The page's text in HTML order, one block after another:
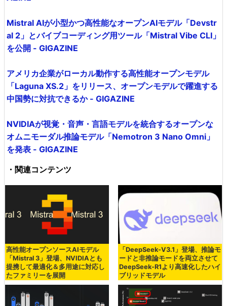
Mistral AIが小型かつ高性能なオープンAIモデル「Devstr
al 2」とバイブコーディング用ツール「Mistral Vibe CLI」
を公開 - GIGAZINE
アメリカ企業がローカル動作する高性能オープンモデル
「Laguna XS.2」をリリース、オープンモデルで躍進する
中国勢に対抗できるか - GIGAZINE
NVIDIAが視覚・音声・言語モデルを統合するオープンな
オムニモーダル推論モデル「Nemotron 3 Nano Omni」
を発表 - GIGAZINE
・関連コンテンツ
高性能オープンソースAIモデル
「Mistral 3」登場、NVIDIAとも
提携して最適化＆多用途に対応し
たファミリーを展開
「DeepSeek-V3.1」登場、推論モ
ードと非推論モードを両立させて
DeepSeek-R1より高速化したハイ
ブリッドモデル